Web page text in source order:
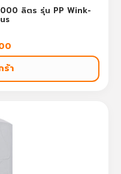
ลิตร รุ่น PP Wink-
ร้า